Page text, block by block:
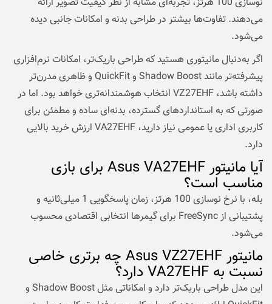
می‌دهند. تفاوت‌ها بیشتر در طراحی بدنه و امکانات جانبی دیده
می‌شود.
اگر به‌دنبال مانیتوری هستید که طراحی باریک‌تر، امکانات نرم‌افزاری
پیشرفته‌تر مانند Shadow Boost و QuickFit و ظاهری مدرن‌تر
داشته باشد، VZ27EHF انتخاب هوشمندانه‌تری خواهد بود. اما در
صورتی که به استانداردهای گسترده، بدنه‌ای ساده و مطمئن برای
کاربری اداری یا عمومی نیاز دارید، VA27EHF ارزش خرید بالایی
دارد.
آیا مانیتور Asus VA27EHF برای بازی
مناسب است؟
بله، با نرخ نوسازی 100 هرتز، زمان پاسخگویی 1 میلی‌ثانیه و
پشتیبانی از FreeSync برای گیمرها انتخابی اقتصادی محسوب
می‌شود.
مانیتور Asus VZ27EHF چه برتری خاصی
نسبت به VA27EHF دارد؟
این مدل طراحی باریک‌تر دارد و امکاناتی مثل Shadow Boost و